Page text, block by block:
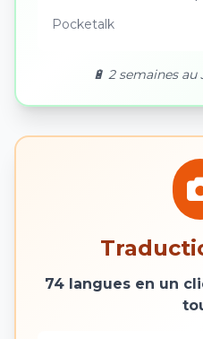
Pocketalk
🔋 2 semaines
74 langues en un